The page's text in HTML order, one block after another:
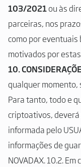
103/2021ou às
parceiras, nos
como por
motivados por
10.
qualquer momento,
Para tanto, todo e
criptoativos,
informada pelo
informações de
NOVADAX. 10.2.